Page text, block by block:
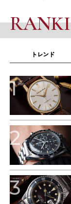
トレンド
1
2
3